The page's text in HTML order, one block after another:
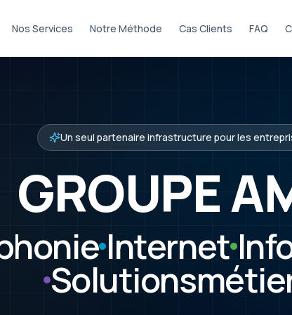
Nos Services Notre Méthode Cas Clients FAQ
Un seul partenaire infrastructure pour les
GROUPE
Internet
Solutions